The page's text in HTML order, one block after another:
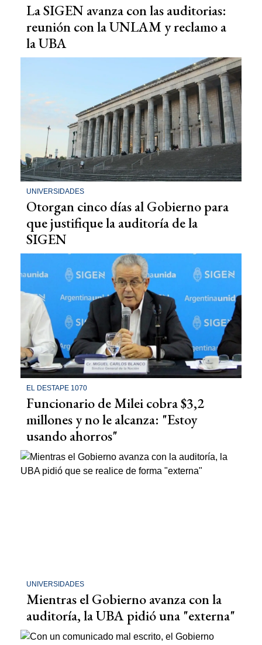
La SIGEN avanza con las auditorias:
reunión con la UNLAM y reclamo a
la UBA
UNIVERSIDADES
Otorgan cinco días al Gobierno para
que justifique la auditoría de la
SIGEN
EL DESTAPE 1070
Funcionario de Milei cobra $3,2
millones y no le alcanza: "Estoy
usando ahorros"
UNIVERSIDADES
Mientras el Gobierno avanza con la
auditoría, la UBA pidió una "externa"